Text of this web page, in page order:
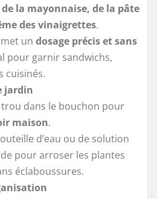
la mayonnaise, de la pâte
des vinaigrettes.
un dosage précis et sans
pour garnir sandwichs,
cuisinés.
jardin
dans le bouchon pour
maison.
d’eau ou de solution
pour arroser les plantes
éclaboussures.